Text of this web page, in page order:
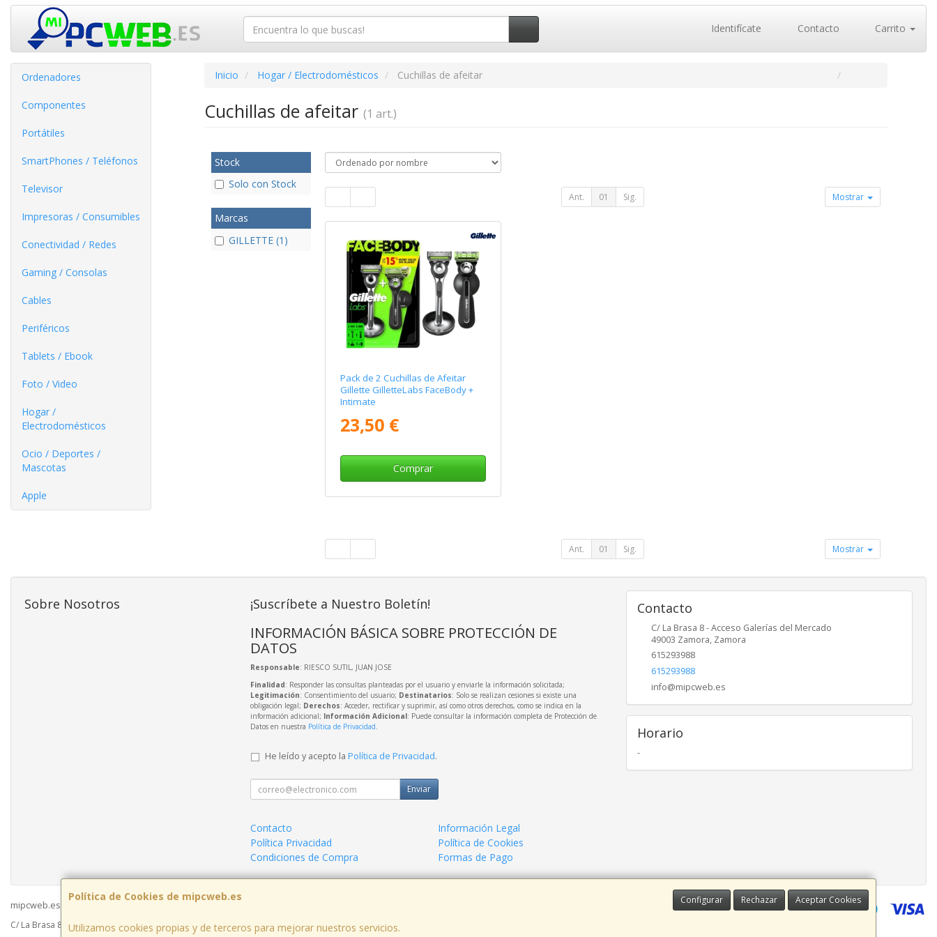
Identifícate Contacto Carrito
Ordenadores
Componentes
Portátiles
SmartPhones / Teléfonos
Televisor
Impresoras / Consumibles
Conectividad / Redes
Gaming / Consolas
Cables
Periféricos
Tablets / Ebook
Foto / Video
Hogar /
Electrodomésticos
Ocio / Deportes /
Mascotas
Apple
Inicio Hogar / Electrodomésticos Cuchillas de afeitar
Cuchillas de afeitar (1 art.)
Stock
Solo con Stock
Marcas
GILLETTE (1)
Ant. 01 Sig. Mostrar
Pack de 2 Cuchillas de Afeitar
Gillette GilletteLabs FaceBody +
Intimate
23,50 €
Comprar
Ant. 01 Sig. Mostrar
Política de Cookies de mipcweb.es Configurar Rechazar Aceptar Cookies
Utilizamos cookies propias y de terceros para mejorar nuestros servicios.
Sobre Nosotros ¡Suscríbete a Nuestro Boletín!
INFORMACIÓN BÁSICA SOBRE PROTECCIÓN DE
DATOS
Responsable: RIESCO SUTIL, JUAN JOSE
Finalidad: Responder las consultas planteadas por el usuario y enviarle la información solicitada;
Legitimación: Consentimiento del usuario; Destinatarios: Solo se realizan cesiones si existe una
obligación legal; Derechos: Acceder, rectificar y suprimir, así como otros derechos, como se indica en la
información adicional; Información Adicional: Puede consultar la información completa de Protección de
Datos en nuestra Política de Privacidad.
He leído y acepto la Política de Privacidad.
Enviar
Contacto
Información Legal
Política Privacidad
Política de Cookies
Condiciones de Compra
Formas de Pago
Contacto
C/ La Brasa 8 - Acceso Galerías del Mercado
49003 Zamora, Zamora
615293988
615293988
info@mipcweb.es
Horario
-
mipcweb.es © 2026
C/ La Brasa 8 - Acceso Galerías del Mercado - Oficina 49003, Zamora, España.